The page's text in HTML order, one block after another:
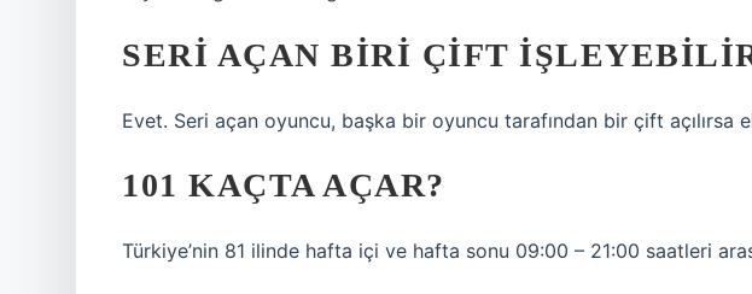
SERI AÇAN BIRI ÇIFT
Evet. Seri açan oyuncu, başka bir oyuncu tarafından bir çift
101 KAÇTA AÇAR?
Türkiye’nin 81 ilinde hafta içi ve hafta sonu 09:00 – 21:00 saatleri